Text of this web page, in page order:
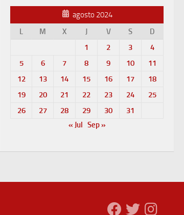
agosto 2024
L
M X J V S
D
1
2 3
4
5
6 7 8 9 10
11
12
13 14 15 16 17
18
19
20 21 22 23 24
25
26
27 28 29 30
31
« Jul Sep »